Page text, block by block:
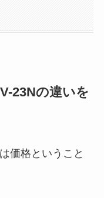
23Nの違いを
価格ということ